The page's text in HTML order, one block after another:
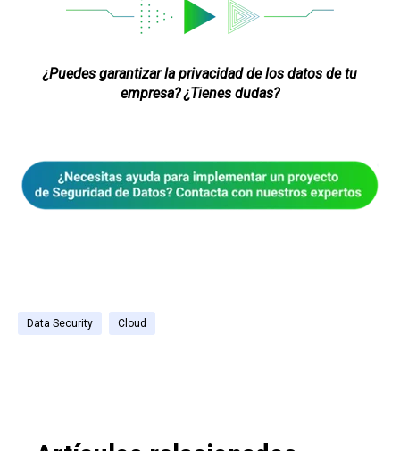
¿Puedes garantizar la privacidad de los datos de tu
empresa? ¿Tienes dudas?
Data Security Cloud